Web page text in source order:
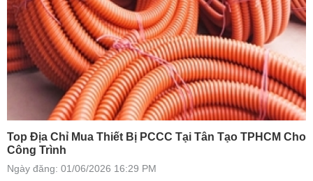
Top Địa Chỉ Mua Thiết Bị PCCC Tại Tân Tạo TPHCM Cho
Công Trình
Ngày đăng: 01/06/2026 16:29 PM